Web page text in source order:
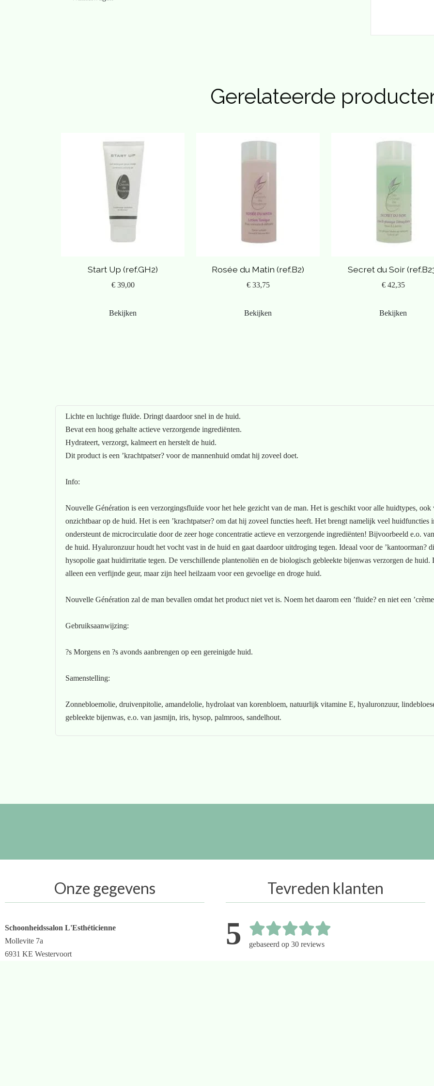
Nouvelle Génération zal de man bevallen omdat het product niet vet is. Noem het daarom een
?s Morgens en ?s avonds aanbrengen op een gereinigde huid.
Zonnebloemolie, druivenpitolie, amandelolie, hydrolaat van korenbloem, natuurlijk vitamine E,
hyaluronzuur, lindebloesem extract, kamille extract, zachte biologisch gebleekte bijenwas, e.o. van
Gerelateerde
Start Up (ref.GH2)
€ 39,00
Bekijken
Rosée du Matin (ref.B2)
€ 33,75
Bekijken
Secret du Soir
€ 42,35
Bekijken
Lichte en luchtige fluïde. Dringt daardoor snel in de huid.
Bevat een hoog gehalte actieve verzorgende ingrediënten.
Hydrateert, verzorgt, kalmeert en herstelt de huid.
Dit product is een ’krachtpatser? voor de mannenhuid omdat hij zoveel doet.
Info:
Nouvelle Génération is een verzorgingsfluïde voor het hele gezicht van de man. Het is geschikt voor alle huidtypes,
onzichtbaar op de huid. Het is een ’krachtpatser? om dat hij zoveel functies heeft. Het brengt namelijk veel huidfuncties
ondersteunt de microcirculatie door de zeer hoge concentratie actieve en verzorgende ingrediënten! Bijvoorbeeld e.o.
de huid. Hyaluronzuur houdt het vocht vast in de huid en gaat daardoor uitdroging tegen. Ideaal voor de ’kantoorman?
hysopolie gaat huidirritatie tegen. De verschillende plantenoliën en de biologisch gebleekte bijenwas verzorgen de
alleen een verfijnde geur, maar zijn heel heilzaam voor een gevoelige en droge huid.
Nouvelle Génération zal de man bevallen omdat het product niet vet is. Noem het daarom een ’fluide? en niet een
Gebruiksaanwijzing:
?s Morgens en ?s avonds aanbrengen op een gereinigde huid.
Samenstelling:
Zonnebloemolie, druivenpitolie, amandelolie, hydrolaat van korenbloem, natuurlijk vitamine E, hyaluronzuur,
gebleekte bijenwas, e.o. van jasmijn, iris, hysop, palmroos, sandelhout.
Onze gegevens
Schoonheidssalon L'Esthéticienne
Mollevite 7a
6931 KE Westervoort
Tevreden klanten
5 gebaseerd op 30 reviews